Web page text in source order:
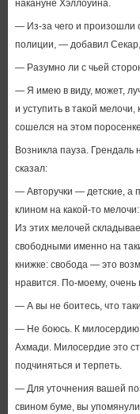
накануне Хэллоуина.
— Из-за чего и произошли
полиции, — добавил
— Разумно ли с чьей
— Я имею в виду, может,
и уступить в такой мелочи,
сошелся на этом
Возникла пауза. Грендаль
сказал:
— Авторучки — детские, а
клином на какой-то
Из этих мелочей
свободными именно на
книжке: свобода — это
нравится. По-моему,
— А вы не боитесь, что
— Не боюсь. К милосердию
Ахмади. Милосердие это
подчиняться и терпеть.
— Для уточнения вашей
свином буме, вы